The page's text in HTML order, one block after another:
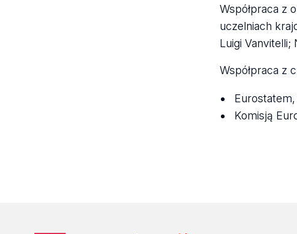
Współpraca z
uczelniach
Luigi
Współpraca z
Komisją